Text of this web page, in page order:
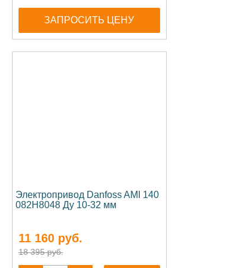
ЗАПРОСИТЬ ЦЕНУ
Электропривод Danfoss AMI 140
082H8048 Ду 10-32 мм
11 160руб.
18 395 руб.